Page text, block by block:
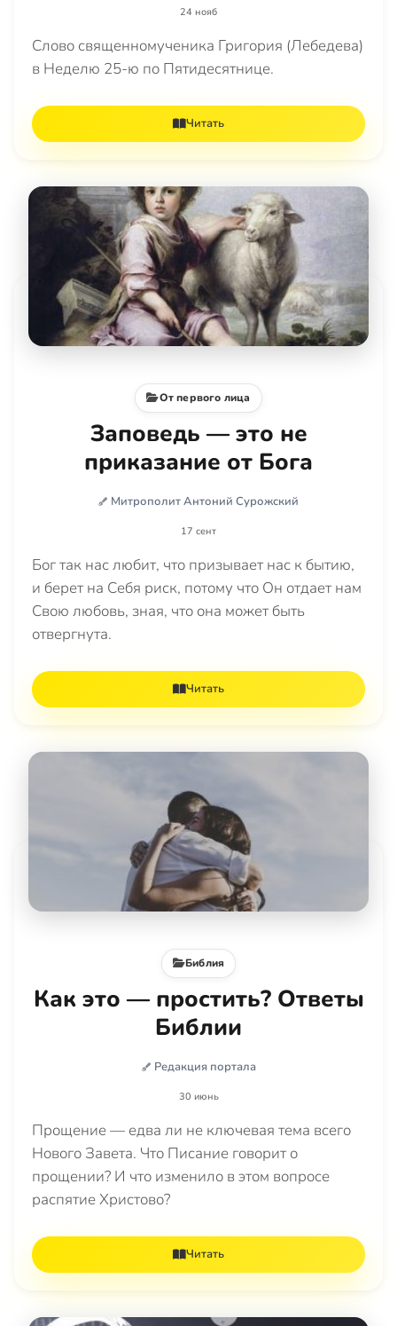
24 нояб
Слово священномученика Григория (Лебедева)
в Неделю 25-ю по Пятидесятнице.
Читать
От первого лица
Заповедь — это не
приказание от Бога
Митрополит Антоний Сурожский
17 сент
Бог так нас любит, что призывает нас к бытию,
и берет на Себя риск, потому что Он отдает нам
Свою любовь, зная, что она может быть
отвергнута.
Читать
Библия
Как это — простить? Ответы
Библии
Редакция портала
30 июнь
Прощение — едва ли не ключевая тема всего
Нового Завета. Что Писание говорит о
прощении? И что изменило в этом вопросе
распятие Христово?
Читать